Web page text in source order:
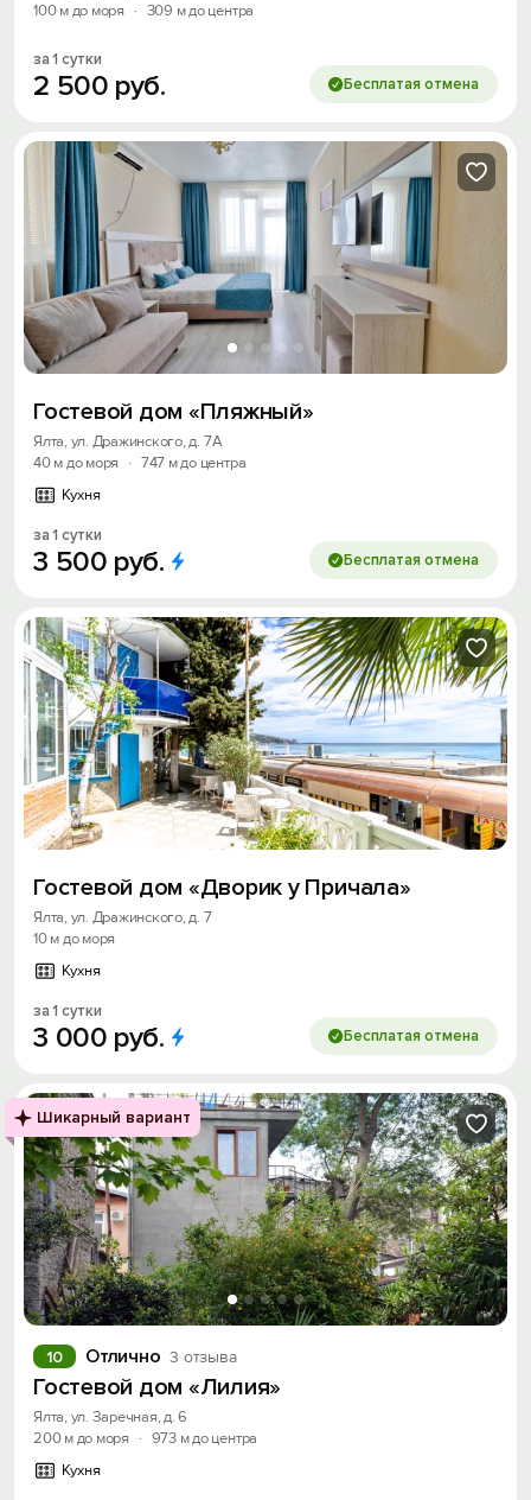
100 м до моря
· 309 м до центра
за 1 сутки
2 500 руб. Бесплатая отмена
Гостевой дом «Пляжный»
Ялта, ул. Дражинского, д. 7А
40 м до моря
· 747 м до центра
Кухня
за 1 сутки
3 500 руб. Бесплатая отмена
Гоcтевoй дoм «Дворик у Причала»
Ялта, ул. Дражинского, д. 7
10 м до моря
Кухня
за 1 сутки
3 000 руб. Бесплатая отмена
Шикарный вариант
Отлично 3 отзыва
10
Гостевой дом «Лилия»
Ялта, ул. Заречная, д. 6
200 м до моря
· 973 м до центра
Кухня